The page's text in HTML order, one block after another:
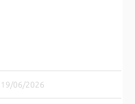
19/06/2026